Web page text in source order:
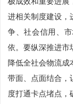
进相关制度建设，
争、社会信用、
依。要纵深推进市
降低全社会物流成
带面、点面结合，
度打通卡点堵点，